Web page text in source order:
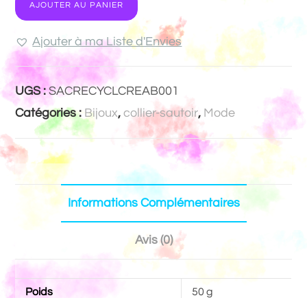
AJOUTER AU PANIER
Ajouter à ma Liste d'Envies
UGS :SACRECYCLCREAB001
Catégories : Bijoux,collier-sautoir, Mode
Informations Complémentaires
Avis (0)
Poids 50 g